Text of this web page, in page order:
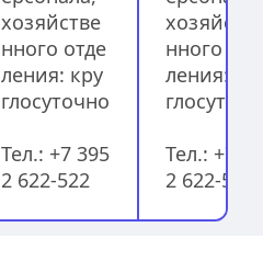
хозяйстве
нного отде
ления: кру
Тел.: +7 395
2 622-522
нного
ления:
Тел.: +7
2 622-522